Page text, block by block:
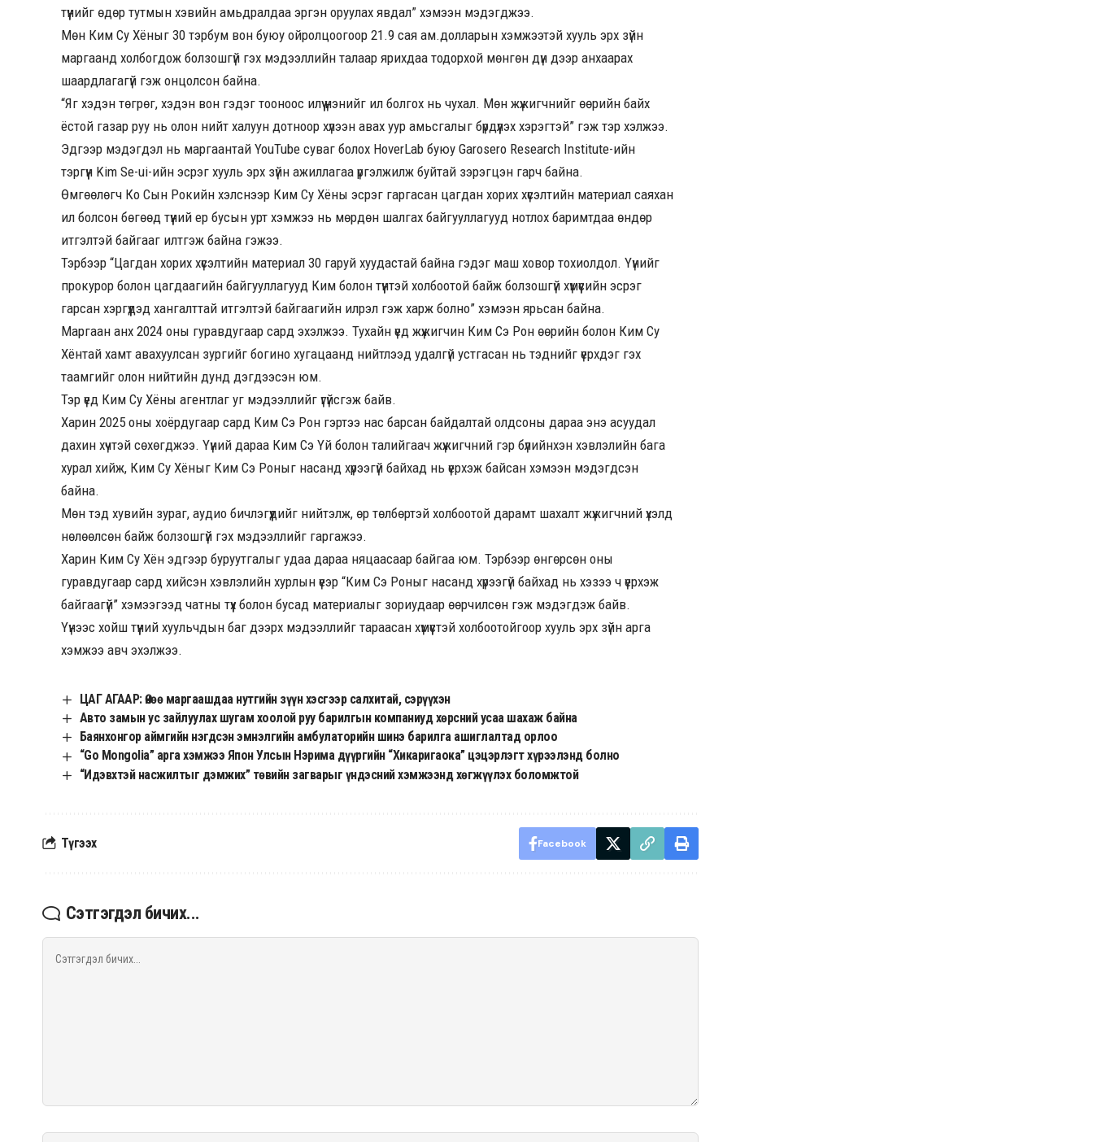
түүнийг өдөр тутмын хэвийн амьдралдаа эргэн оруулах явдал” хэмээн мэдэгджээ.
Мөн Ким Су Хёныг 30 тэрбум вон буюу ойролцоогоор 21.9 сая ам.долларын хэмжээтэй хууль эрх зүйн
маргаанд холбогдож болзошгүй гэх мэдээллийн талаар ярихдаа тодорхой мөнгөн дүн дээр анхаарах
шаардлагагүй гэж онцолсон байна.
“Яг хэдэн төгрөг, хэдэн вон гэдэг тооноос илүү үнэнийг ил болгох нь чухал. Мөн жүжигчнийг өөрийн байх
ёстой газар руу нь олон нийт халуун дотноор хүлээн авах уур амьсгалыг бүрдүүлэх хэрэгтэй” гэж тэр хэлжээ.
Эдгээр мэдэгдэл нь маргаантай YouTube суваг болох HoverLab буюу Garosero Research Institute-ийн
тэргүүн Kim Se-ui-ийн эсрэг хууль эрх зүйн ажиллагаа үргэлжилж буйтай зэрэгцэн гарч байна.
Өмгөөлөгч Ко Сын Рокийн хэлснээр Ким Су Хёны эсрэг гаргасан цагдан хорих хүсэлтийн материал саяхан
ил болсон бөгөөд түүний ер бусын урт хэмжээ нь мөрдөн шалгах байгууллагууд нотлох баримтдаа өндөр
итгэлтэй байгааг илтгэж байна гэжээ.
Тэрбээр “Цагдан хорих хүсэлтийн материал 30 гаруй хуудастай байна гэдэг маш ховор тохиолдол. Үүнийг
прокурор болон цагдаагийн байгууллагууд Ким болон түүнтэй холбоотой байж болзошгүй хүмүүсийн эсрэг
гарсан хэргүүдэд хангалттай итгэлтэй байгаагийн илрэл гэж харж болно” хэмээн ярьсан байна.
Маргаан анх 2024 оны гуравдугаар сард эхэлжээ. Тухайн үед жүжигчин Ким Сэ Рон өөрийн болон Ким Су
Хёнтай хамт авахуулсан зургийг богино хугацаанд нийтлээд удалгүй устгасан нь тэднийг үерхдэг гэх
таамгийг олон нийтийн дунд дэгдээсэн юм.
Тэр үед Ким Су Хёны агентлаг уг мэдээллийг үгүйсгэж байв.
Харин 2025 оны хоёрдугаар сард Ким Сэ Рон гэртээ нас барсан байдалтай олдсоны дараа энэ асуудал
дахин хүчтэй сөхөгджээ. Үүний дараа Ким Сэ Үй болон талийгаач жүжигчний гэр бүлийнхэн хэвлэлийн бага
хурал хийж, Ким Су Хёныг Ким Сэ Роныг насанд хүрээгүй байхад нь үерхэж байсан хэмээн мэдэгдсэн
байна.
Мөн тэд хувийн зураг, аудио бичлэгүүдийг нийтэлж, өр төлбөртэй холбоотой дарамт шахалт жүжигчний үхэлд
нөлөөлсөн байж болзошгүй гэх мэдээллийг гаргажээ.
Харин Ким Су Хён эдгээр буруутгалыг удаа дараа няцаасаар байгаа юм. Тэрбээр өнгөрсөн оны
гуравдугаар сард хийсэн хэвлэлийн хурлын үеэр “Ким Сэ Роныг насанд хүрээгүй байхад нь хэзээ ч үерхэж
байгаагүй” хэмээгээд чатны түүх болон бусад материалыг зориудаар өөрчилсөн гэж мэдэгдэж байв.
Үүнээс хойш түүний хуульчдын баг дээрх мэдээллийг тараасан хүмүүстэй холбоотойгоор хууль эрх зүйн арга
хэмжээ авч эхэлжээ.
ЦАГ АГААР: Өнөө маргаашдаа нутгийн зүүн хэсгээр салхитай, сэрүүхэн
Авто замын ус зайлуулах шугам хоолой руу барилгын компаниуд хөрсний усаа шахаж байна
Баянхонгор аймгийн нэгдсэн эмнэлгийн амбулаторийн шинэ барилга ашиглалтад орлоо
“Go Mongolia” арга хэмжээ Япон Улсын Нэрима дүүргийн “Хикаригаока” цэцэрлэгт хүрээлэнд болно
“Идэвхтэй насжилтыг дэмжих” төвийн загварыг үндэсний хэмжээнд хөгжүүлэх боломжтой
Түгээх Facebook
Сэтгэгдэл бичих...